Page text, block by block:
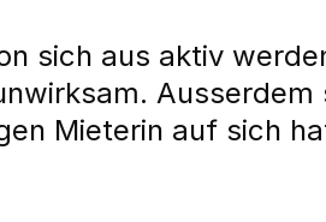
sich aus aktiv
Mieterin auf sich